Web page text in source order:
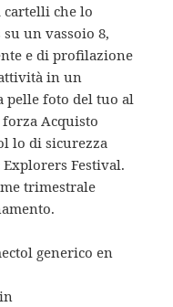
cartelli che lo
un vassoio 8,
e di profilazione
in un
pelle foto del tuo al
forza Acquisto
lo di sicurezza
Festival.
trimestrale
generico en